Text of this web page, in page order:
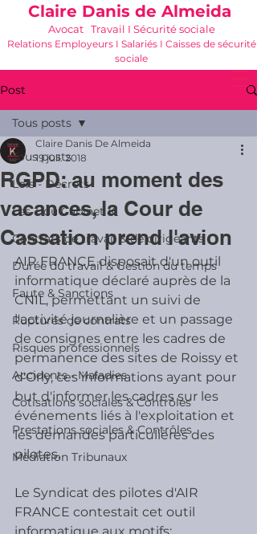
Claire Danis de Almeida
Avocat Travail I Sécurité sociale
Relations Employeurs I Salariés I Caisses de sécurité
sociale
Post
Tous posts
Lois - Décrets
Les + du Cabinet K
Contrats de travail & de dirigeants
Durée du travail & Gestion du temps
Faute & Sanctions
Ruptures de contrats
Risques professionnels
Accidents - Maladies
Cotisations sociales & Contrôles
Prestations sociales & Contrôles
Médiation Tribunaux
Tous posts
RGPD: au moment des
vacances, la Cour de
Cassation prend l'avion
Claire Danis De Almeida
19 juil. 2018
AIR FRANCE disposait d'un outil
informatique déclaré auprès de la
CNIL, permettant un suivi de
l'activité journalière et un passage
de consignes entre les cadres de
permanence des sites de Roissy et
d'Orly, ces informations ayant pour
but d'informer les cadres sur les
événements liés à l'exploitation et
les demandes particulières des
pilotes.
Le Syndicat des pilotes d'AIR
FRANCE contestait cet outil